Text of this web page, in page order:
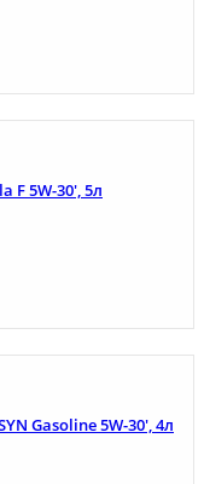
F 5W-30', 5л
Gasoline 5W-30', 4л